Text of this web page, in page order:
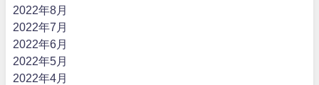
2022年8月
2022年7月
2022年6月
2022年5月
2022年4月